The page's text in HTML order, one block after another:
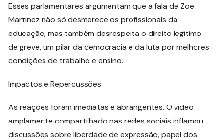
Esses parlamentares argumentam que a fala de Zoe
Martinez não só desmerece os profissionais da
educação, mas também desrespeita o direito legítimo
de greve, um pilar da democracia e da luta por melhores
condições de trabalho e ensino.
Impactos e Repercussões
As reações foram imediatas e abrangentes. O vídeo
amplamente compartilhado nas redes sociais inflamou
discussões sobre liberdade de expressão, papel dos